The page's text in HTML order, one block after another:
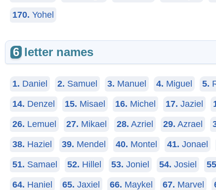
170. Yohel
6 letter names
1. Daniel 2. Samuel 3. Manuel 4. Miguel 5.
14. Denzel 15. Misael 16. Michel 17. Jaziel
26. Lemuel 27. Mikael 28. Azriel 29. Azrael
38. Haziel 39. Mendel 40. Montel 41. Jonael
51. Samael 52. Hillel 53. Joniel 54. Josiel
64. Haniel 65. Jaxiel 66. Maykel 67. Marvel